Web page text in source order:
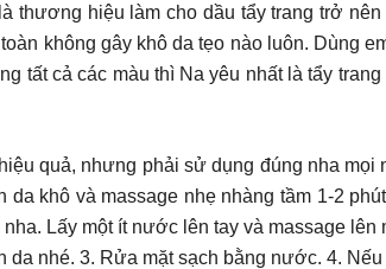
thương hiệu làm cho dầu tẩy trang trở
không gây khô da tẹo nào luôn. Dùng
tất cả các màu thì Na yêu nhất là tẩy
quả, nhưng phải sử dụng đúng nha
khô và massage nhẹ nhàng tầm 1-2
Lấy một ít nước lên tay và massage lên
nhé. 3. Rửa mặt sạch bằng nước. 4.